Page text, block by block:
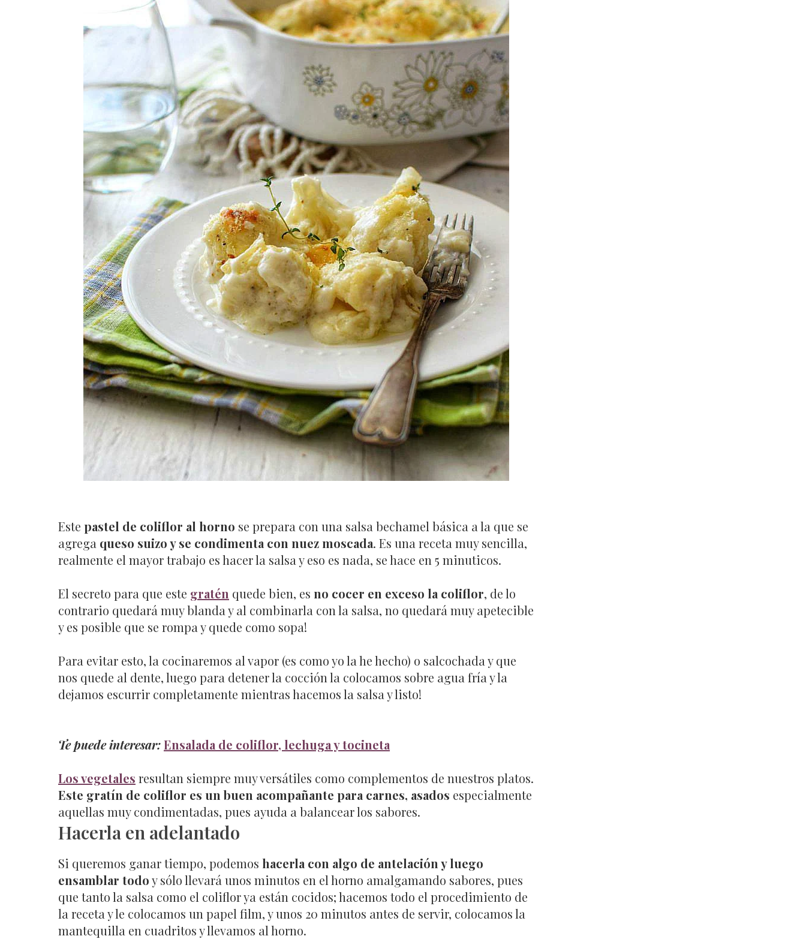
Este pastel de coliflor al horno se prepara con una salsa bechamel básica a la que se
agrega queso suizo y se condimenta con nuez moscada. Es una receta muy sencilla,
realmente el mayor trabajo es hacer la salsa y eso es nada, se hace en 5 minuticos.
El secreto para que este gratén quede bien, es no cocer en exceso la coliflor, de lo
contrario quedará muy blanda y al combinarla con la salsa, no quedará muy apetecible
y es posible que se rompa y quede como sopa!
Para evitar esto, la cocinaremos al vapor (es como yo la he hecho) o salcochada y que
nos quede al dente, luego para detener la cocción la colocamos sobre agua fría y la
dejamos escurrir completamente mientras hacemos la salsa y listo!
Te puede interesar:Ensalada de coliflor, lechuga y tocineta
Los vegetales resultan siempre muy versátiles como complementos de nuestros platos.
Este gratín de coliflor es un buen acompañante para carnes, asados especialmente
aquellas muy condimentadas, pues ayuda a balancear los sabores.
Hacerla en adelantado
Si queremos ganar tiempo, podemos hacerla con algo de antelación y luego
ensamblar todoy sólo llevará unos minutos en el horno amalgamando sabores, pues
que tanto la salsa como el coliflor ya están cocidos; hacemos todo el procedimiento de
la receta y le colocamos un papel film, y unos 20 minutos antes de servir, colocamos la
mantequilla en cuadritos y llevamos al horno.